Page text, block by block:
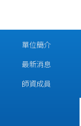
單位簡介
最新消息
師資成員